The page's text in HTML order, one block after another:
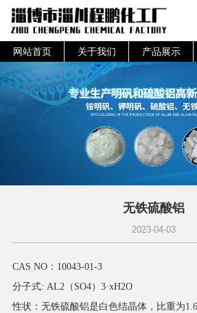
网站首页 关于我们 产品展示
无铁硫酸铝
2023-04-03
CAS NO：10043-01-3
分子式: AL2（SO4）3·xH2O
性状：无铁硫酸铝是白色结晶体，比重为